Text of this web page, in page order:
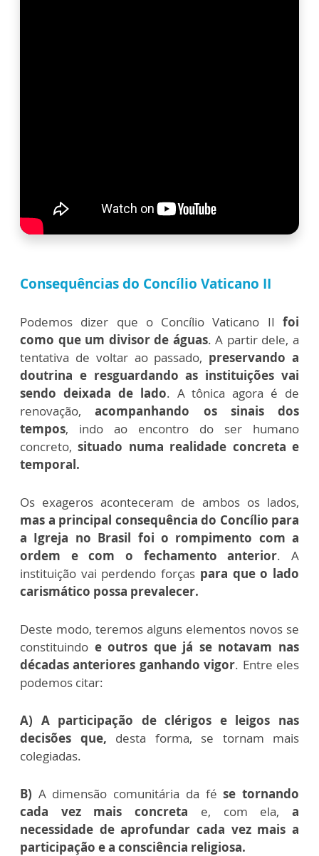
Consequências do Concílio Vaticano II
Podemos dizer que o Concílio Vaticano II foi
como que um divisor de águas. A partir dele, a
tentativa de voltar ao passado, preservando a
doutrina e resguardando as instituições vai
sendo deixada de lado. A tônica agora é de
renovação, acompanhando os sinais dos
tempos, indo ao encontro do ser humano
concreto,situado numa realidade concreta e
temporal.
Os exageros aconteceram de ambos os lados,
mas a principal consequência do Concílio para
a Igreja no Brasil foi o rompimento com a
ordem e com o fechamento anterior. A
instituição vai perdendo forças para que o lado
carismático possa prevalecer.
Deste modo, teremos alguns elementos novos se
constituindo e outros que já se notavam nas
décadas anteriores ganhando vigor. Entre eles
podemos citar:
A) A participação de clérigos e leigos nas
decisões que, desta forma, se tornam mais
colegiadas.
B) A dimensão comunitária da fé se tornando
cada vez mais concreta e, com ela,a
necessidade de aprofundar cada vez mais a
participação e a consciência religiosa.